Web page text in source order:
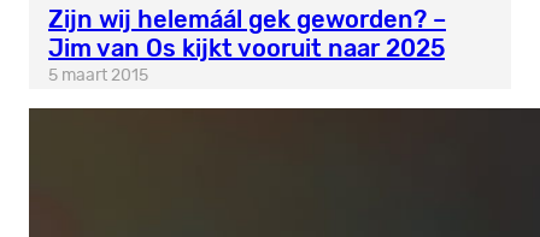
Zijn wij helemáál gek geworden? –
Jim van Os kijkt vooruit naar 2025
5 maart 2015